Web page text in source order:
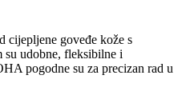
cijepljene goveđe kože s
su udobne, fleksibilne i
pogodne su za precizan rad u